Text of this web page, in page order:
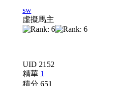
sw
虛擬馬主
UID 2152
精華 1
積分 651